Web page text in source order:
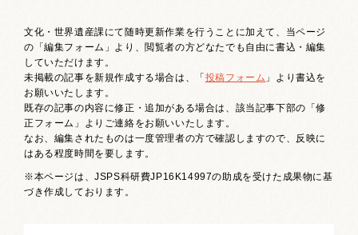
写真館
郷土資料
NANTO Wiki
文化・世界遺産課にて随時更新作業を行うことに加えて、当ページ
の「編集フォーム」より、閲覧者の方どなたでも自由に書込・編集
していただけます。
未掲載の記事を新規作成する場合は、「 投稿フォーム 」より書込を
お願いいたします。
既存の記事の内容に修正・追加がある場合は、該当記事下部の「修
正フォーム」よりご連絡をお願いいたします。
なお、編集されたものは一度管理者の方で確認しますので、反映に
はある程度時間を要します。
※本ページは、JSPS科研費JP16K14997の助成を受けた成果物に基
づき作成しております。